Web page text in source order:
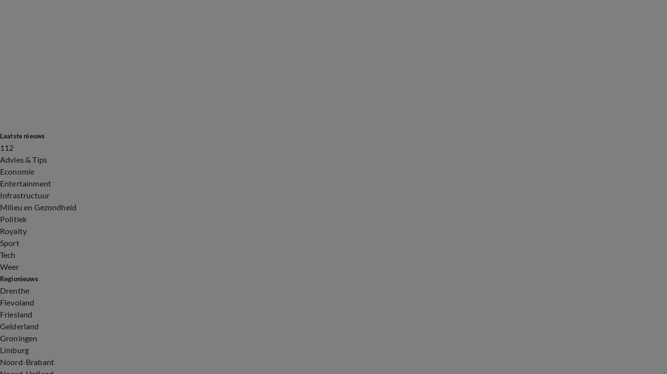
Laatste nieuws
112
Advies & Tips
Economie
Entertainment
Infrastructuur
Milieu en Gezondheid
Politiek
Royalty
Sport
Tech
Weer
Regionieuws
Drenthe
Flevoland
Friesland
Gelderland
Groningen
Limburg
Noord-Brabant